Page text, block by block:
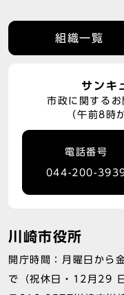
組織一覧
サンキ
市政に関する
（午前8時
電話番号
044-200-
川崎市役所
開庁時間：月曜日から
で（祝休日・12月29